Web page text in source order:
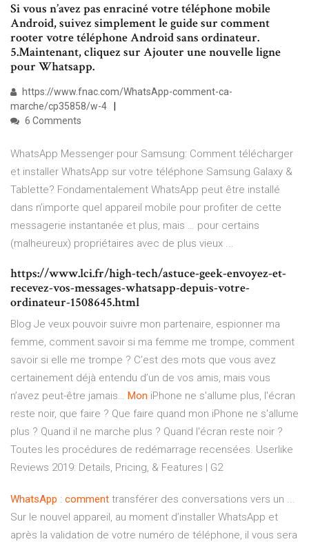
Si vous n’avez pas enraciné votre téléphone mobile
Android, suivez simplement le guide sur comment
rooter votre téléphone Android sans ordinateur.
5.Maintenant, cliquez sur Ajouter une nouvelle ligne
pour Whatsapp.
https://www.fnac.com/WhatsApp-comment-ca-
marche/cp35858/w-4
6 Comments
WhatsApp Messenger pour Samsung: Comment télécharger
et installer WhatsApp sur votre téléphone Samsung Galaxy &
Tablette? Fondamentalement WhatsApp peut être installé
dans n’importe quel appareil mobile pour profiter de cette
messagerie instantanée et plus, mais … pour certains
(malheureux) propriétaires avec de plus vieux ...
https://www.lci.fr/high-tech/astuce-geek-envoyez-et-
recevez-vos-messages-whatsapp-depuis-votre-
ordinateur-1508645.html
Blog Je veux pouvoir suivre mon partenaire, espionner ma
femme, comment savoir si ma femme me trompe, comment
savoir si elle me trompe ? C’est des mots que vous avez
certainement déjà entendu d’un de vos amis, mais vous
n’avez peut-être jamais… Mon iPhone ne s'allume plus, l'écran
reste noir, que faire ? Que faire quand mon iPhone ne s'allume
plus ? Quand il ne marche plus ? Quand l'écran reste noir ?
Toutes les procédures de redémarrage recensées. Userlike
Reviews 2019: Details, Pricing, & Features | G2
WhatsApp : comment transférer des conversations vers un ...
Sur le nouvel appareil, au moment d’installer WhatsApp et
après la validation de votre numéro de téléphone, il vous sera